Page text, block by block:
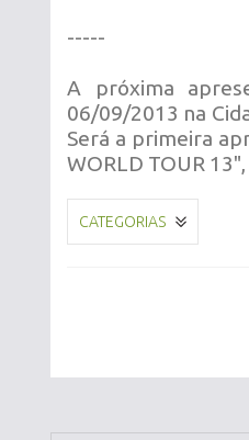
-----
A próxima
06/09/2013 na
Será a primeira
WORLD TOUR
CATEGORIAS